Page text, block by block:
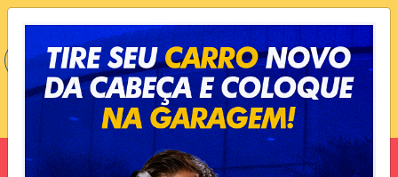
VOCÊ ESTÁ EM:90.3 SÃO JOSÉ DOS CAMPOS/SP
OUVIR AGORA